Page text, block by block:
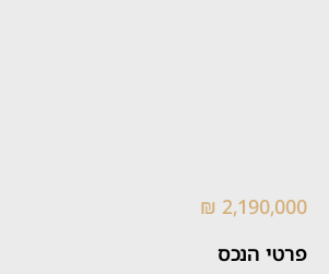
2,190,000 ₪
פרטי הנכס